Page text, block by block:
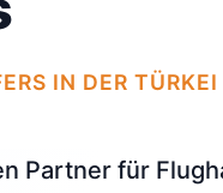
IN DER TÜRKEI
Partner für